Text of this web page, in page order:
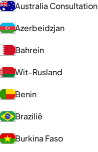
Australia Consultation
Azerbeidzjan
Bahrein
Wit-Rusland
Benin
Brazilië
Burkina Faso